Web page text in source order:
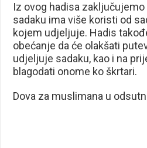
Iz ovog hadisa
sadaku ima više koristi od
kojem udjeljuje. Hadis
obećanje da će olakšati
udjeljuje sadaku, kao i na
blagodati onome ko škrtari.
Dova za muslimana u